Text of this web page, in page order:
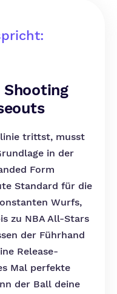
Shooting
trittst, musst
in der
Form
Standard für die
Wurfs,
zu NBA All-Stars
der Führhand
Release-
Mal perfekte
der Ball deine